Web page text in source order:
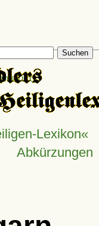
Suchen
Lexikon«
Abkürzungen